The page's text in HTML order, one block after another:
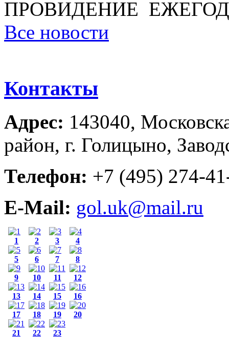
ПРОВИДЕНИЕ
Все новости
Контакты
Адрес: 143040,
район, г. Голицыно,
Телефон: +7 (495) 274-
E-Mail: gol.uk@mail.ru
1 2 3 4
5 6 7 8
9 10 11 12
13 14 15 16
17 18 19 20
21 22 23